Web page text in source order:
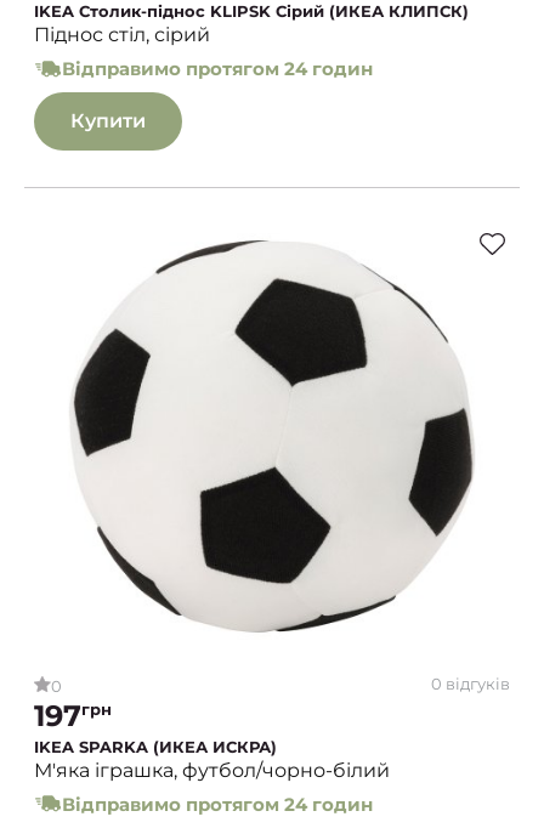
IKEA Столик-піднос KLIPSK Сірий (ИКЕА КЛИПСК)
Піднос стіл, сірий
Відправимо протягом 24 годин
Купити
0 0 відгуків
197грн
IKEA SPARKA (ИКЕА ИСКРА)
М'яка іграшка, футбол/чорно-білий
Відправимо протягом 24 годин